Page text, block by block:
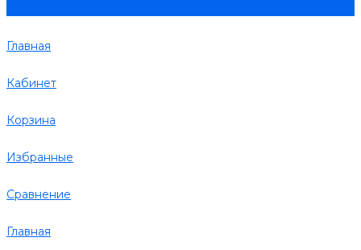
Главная
Кабинет
Корзина
Избранные
Сравнение
Главная